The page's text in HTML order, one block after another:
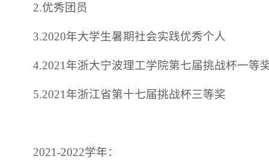
2.优秀团员
3.2020年大学生暑期社会实践优秀个人
4.2021年浙大宁波理工学院第七届挑战杯一等
5.2021年浙江省第十七届挑战杯三等奖
2021-2022学年：